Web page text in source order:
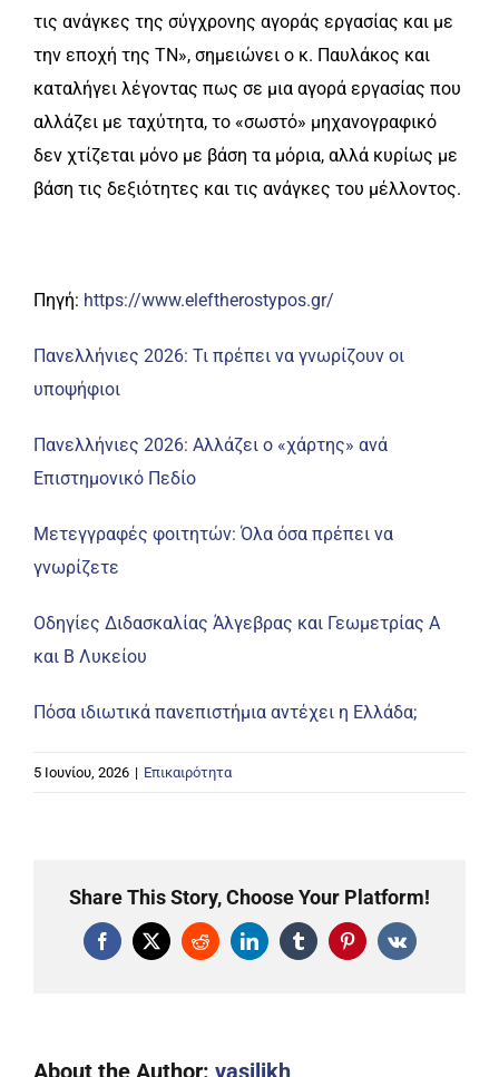
τις ανάγκες της σύγχρονης αγοράς εργασίας και με
την εποχή της ΤΝ», σημειώνει ο κ. Παυλάκος και
καταλήγει λέγοντας πως σε μια αγορά εργασίας που
αλλάζει με ταχύτητα, το «σωστό» μηχανογραφικό
δεν χτίζεται μόνο με βάση τα μόρια, αλλά κυρίως με
βάση τις δεξιότητες και τις ανάγκες του μέλλοντος.
Πηγή: https://www.eleftherostypos.gr/
Πανελλήνιες 2026: Τι πρέπει να γνωρίζουν οι
υποψήφιοι
Πανελλήνιες 2026: Αλλάζει ο «χάρτης» ανά
Επιστημονικό Πεδίο
Mετεγγραφές φοιτητών: Όλα όσα πρέπει να
γνωρίζετε
Οδηγίες Διδασκαλίας Άλγεβρας και Γεωμετρίας Α
και Β Λυκείου
Πόσα ιδιωτικά πανεπιστήμια αντέχει η Ελλάδα;
5 Ιουνίου, 2026 | Επικαιρότητα
Share This Story, Choose Your Platform!
Facebook
X RedditLinkedInTumblrPinterestVk
About the Author: vasilikh